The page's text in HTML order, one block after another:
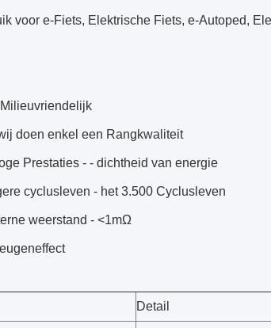
voor e-Fiets, Elektrische Fiets, e-Autoped,
doen enkel een Rangkwaliteit
Prestaties - - dichtheid van energie
cyclusleven - het 3.500 Cyclusleven
weerstand - <1mΩ
Detail